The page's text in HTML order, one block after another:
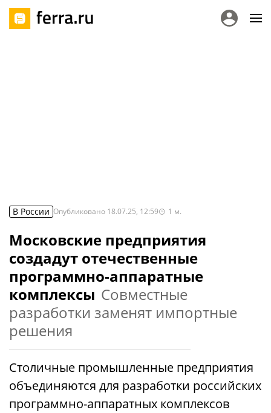
В России Опубликовано 18.07.25, 12:59 1 м.
Московские предприятия
создадут отечественные
программно-аппаратные
комплексы Совместные
разработки заменят импортные
решения
Столичные промышленные предприятия
объединяются для разработки российских
программно-аппаратных комплексов